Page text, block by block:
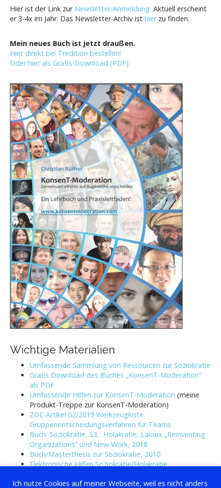
Hier ist der Link zur Newsletter-Anmeldung. Aktuell erscheint
er 3-4x im Jahr. Das Newsletter-Archiv ist hierzu finden.
Mein neues Buch ist jetzt draußen.
Hier direkt bei Tredition bestellen!
Oder hier als Gratis-Download (PDF)
Wichtige Materialien
Umfassende Sammlung von Ressourcen zur Soziokratie
Gratis Download des Buches „KonsenT-Moderation“
als PDF
Umfassende Hilfen zur KonsenT-Moderation (meine
Produkt-Treppe zur KonsenT-Moderation)
ZOE-Artikel 02/2019 Werkzeugkiste:
Gruppenentscheidungsverfahren für Teams
Buch: Soziokratie, S3, Holakratie, Laloux „Reinventing
Organizations“ und New-Work, 2018
Buch/Masterthesis zur Soziokratie, 2010
Elektronische Hilfen Soziokratie/Holakratie
Austauschforen (eher noch im Aufbau)
Ich nutze Cookies auf meiner Webseite, weil es nicht anders